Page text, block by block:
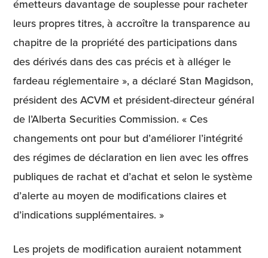
émetteurs davantage de souplesse pour racheter
leurs propres titres, à accroître la transparence au
chapitre de la propriété des participations dans
des dérivés dans des cas précis et à alléger le
fardeau réglementaire », a déclaré Stan Magidson,
président des ACVM et président-directeur général
de l’Alberta Securities Commission. « Ces
changements ont pour but d’améliorer l’intégrité
des régimes de déclaration en lien avec les offres
publiques de rachat et d’achat et selon le système
d’alerte au moyen de modifications claires et
d’indications supplémentaires. »
Les projets de modification auraient notamment